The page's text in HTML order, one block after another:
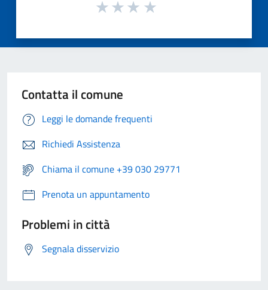
Contatta il comune
Leggi le domande frequenti
Richiedi Assistenza
Chiama il comune +39 030 29771
Prenota un appuntamento
Problemi in città
Segnala disservizio